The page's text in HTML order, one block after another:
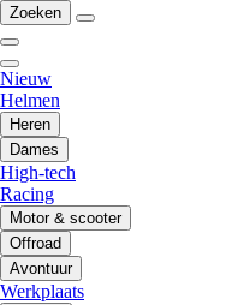
Zoeken
Nieuw
Helmen
Heren
Dames
High-tech
Racing
Motor & scooter
Offroad
Avontuur
Werkplaats